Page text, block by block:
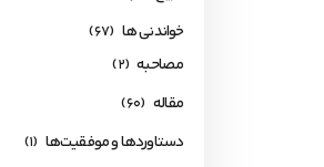
خواندنی ها (67)
مصاحبه (2)
مقاله (60)
دستاوردها و موفقیت‌ها (1)